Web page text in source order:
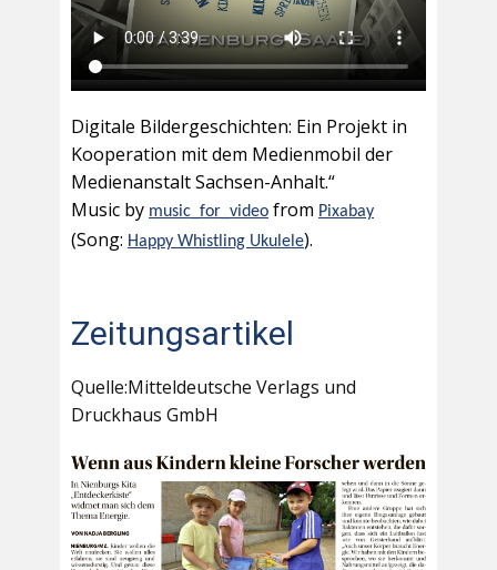
Digitale Bildergeschichten: Ein Projekt in
Kooperation mit dem Medienmobil der
Medienanstalt Sachsen-Anhalt.“
Music by music_for_video from Pixabay
(Song: Happy Whistling Ukulele).
Zeitungsartikel
Quelle:Mitteldeutsche Verlags und
Druckhaus GmbH